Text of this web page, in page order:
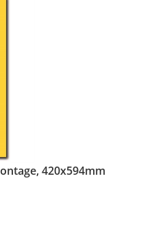
420x594mm